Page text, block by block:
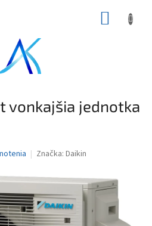
vonkajšia jednotka
Značka: Daikin